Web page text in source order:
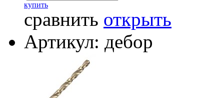
купить
сравнить открыть
Артикул: дебор